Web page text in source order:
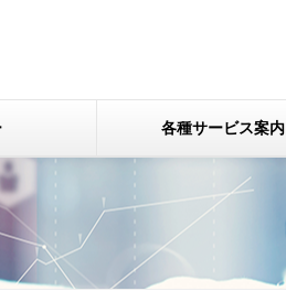
各種サービス案内